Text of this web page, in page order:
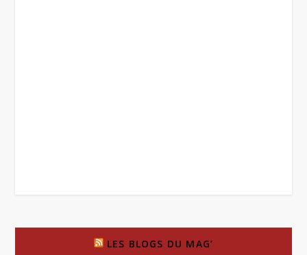
LES BLOGS DU MAG’